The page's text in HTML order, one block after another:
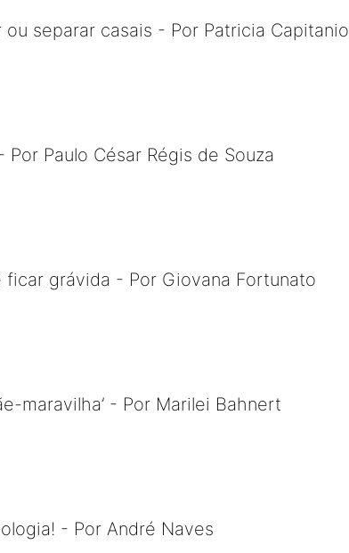
separar casais - Por Patricia Capitanio
Paulo César Régis de Souza
grávida - Por Giovana Fortunato
maravilha’ - Por Marilei Bahnert
- Por André Naves